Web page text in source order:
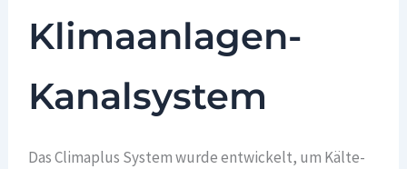
Klimaanlagen-
Kanalsystem
Das Climaplus System wurde entwickelt, um Kälte-